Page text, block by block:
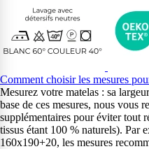
Comment choisir les mesures
Mesurez votre matelas : sa
base de ces mesures, nous vous
supplémentaires pour éviter tout
tissus étant 100 % naturels). Par
160x190+20, les mesures